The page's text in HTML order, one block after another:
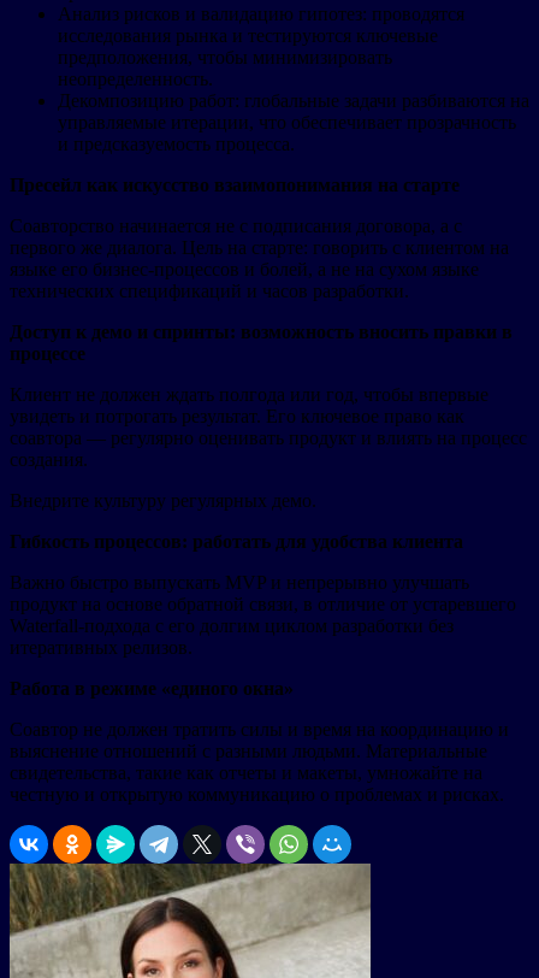
Анализ рисков и валидацию гипотез: проводятся
исследования рынка и тестируются ключевые
предположения, чтобы минимизировать
неопределенность.
Декомпозицию работ: глобальные задачи разбиваются на
управляемые итерации, что обеспечивает прозрачность
и предсказуемость процесса.
Пресейл как искусство взаимопонимания на старте
Соавторство начинается не с подписания договора, а с
первого же диалога. Цель на старте: говорить с клиентом на
языке его бизнес-процессов и болей, а не на сухом языке
технических спецификаций и часов разработки.
Доступ к демо и спринты: возможность вносить правки в
процессе
Клиент не должен ждать полгода или год, чтобы впервые
увидеть и потрогать результат. Его ключевое право как
соавтора — регулярно оценивать продукт и влиять на процесс
создания.
Внедрите культуру регулярных демо.
Гибкость процессов: работать для удобства клиента
Важно быстро выпускать MVP и непрерывно улучшать
продукт на основе обратной связи, в отличие от устаревшего
Waterfall-подхода с его долгим циклом разработки без
итеративных релизов.
Работа в режиме «единого окна»
Соавтор не должен тратить силы и время на координацию и
выяснение отношений с разными людьми. Материальные
свидетельства, такие как отчеты и макеты, умножайте на
честную и открытую коммуникацию о проблемах и рисках.